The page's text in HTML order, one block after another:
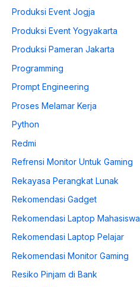
Produksi Event Jogja
Produksi Event Yogyakarta
Produksi Pameran Jakarta
Programming
Prompt Engineering
Proses Melamar Kerja
Python
Redmi
Refrensi Monitor Untuk Gaming
Rekayasa Perangkat Lunak
Rekomendasi Gadget
Rekomendasi Laptop Mahasiswa
Rekomendasi Laptop Pelajar
Rekomendasi Monitor Gaming
Resiko Pinjam di Bank